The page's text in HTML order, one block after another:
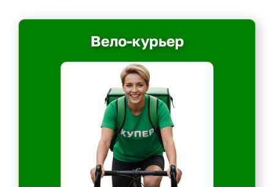
Вело-курьер